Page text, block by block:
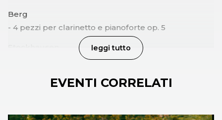
Berg
- 4 pezzi per clarinetto e pianoforte op. 5
- Klavierstück VII e IX
Liszt
leggi tutto
EVENTI CORRELATI